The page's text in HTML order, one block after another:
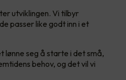
utviklingen. Vi tilbyr
passer like godt inn i et
lønne seg å starte i det små,
behov, og det vil vi